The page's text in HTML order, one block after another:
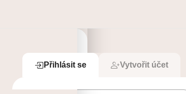
Přihlásit se
Přihlásit se Vytvořit účet